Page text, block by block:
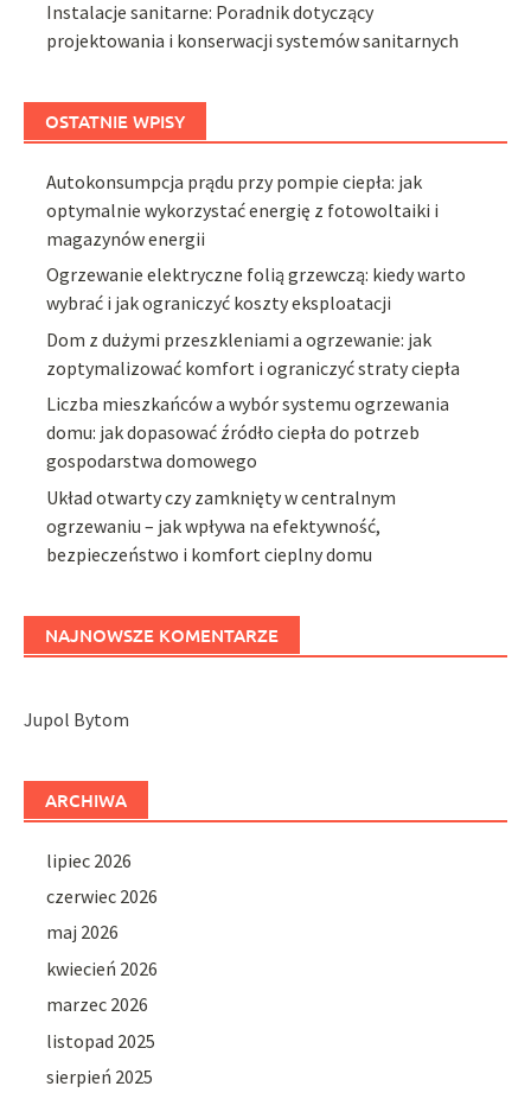
Instalacje sanitarne: Poradnik dotyczący
projektowania i konserwacji systemów sanitarnych
OSTATNIE WPISY
Autokonsumpcja prądu przy pompie ciepła: jak
optymalnie wykorzystać energię z fotowoltaiki i
magazynów energii
Ogrzewanie elektryczne folią grzewczą: kiedy warto
wybrać i jak ograniczyć koszty eksploatacji
Dom z dużymi przeszkleniami a ogrzewanie: jak
zoptymalizować komfort i ograniczyć straty ciepła
Liczba mieszkańców a wybór systemu ogrzewania
domu: jak dopasować źródło ciepła do potrzeb
gospodarstwa domowego
Układ otwarty czy zamknięty w centralnym
ogrzewaniu – jak wpływa na efektywność,
bezpieczeństwo i komfort cieplny domu
NAJNOWSZE KOMENTARZE
Jupol Bytom
ARCHIWA
lipiec 2026
czerwiec 2026
maj 2026
kwiecień 2026
marzec 2026
listopad 2025
sierpień 2025